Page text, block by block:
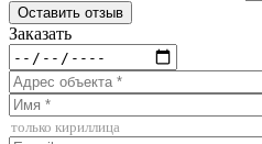
Заказать